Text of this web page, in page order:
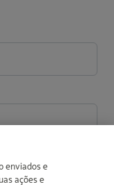
enviados e
ações e